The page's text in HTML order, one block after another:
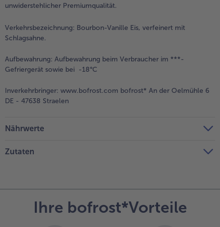
unwiderstehlicher Premiumqualität.
Verkehrsbezeichnung: Bourbon-Vanille Eis, verfeinert mit
Schlagsahne.
Aufbewahrung: Aufbewahrung beim Verbraucher im ***-
Gefriergerät sowie bei -18°C
Inverkehrbringer: www.bofrost.com bofrost* An der Oelmühle 6
DE - 47638 Straelen
Nährwerte
Zutaten
Ihre bofrost*Vorteile